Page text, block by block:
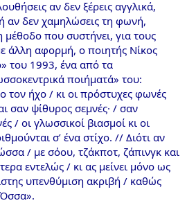
αν δεν ξέρεις αγγλικά,
αν δεν χαμηλώσεις τη φωνή,
μέθοδο που συστήνει, για τους
άλλη αφορμή, ο ποιητής Νίκος
του 1993, ένα από τα
ποιήματά» του:
τον ήχο / κι οι πρόστυχες φωνές
σαν ψίθυρος σεμνές· / σαν
/ οι γλωσσικοί βιασμοί κι οι
σ’ ένα στίχο. // Διότι αν
/ με σόου, τζάκποτ, ζάπινγκ και
εντελώς / κι ας μείνει μόνο ως
υπενθύμιση ακριβή / καθώς